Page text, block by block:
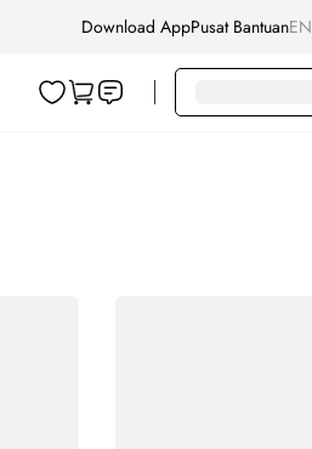
Download AppPusat BantuanEN